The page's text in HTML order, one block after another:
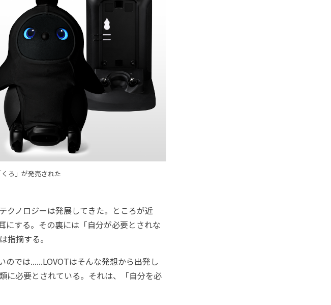
ろ」が発売された
クノロジーは発展してきた。ところが近
にする。その裏には「自分が必要とされな
指摘する。
では......LOVOTはそんな発想から出発し
に必要とされている。それは、「自分を必